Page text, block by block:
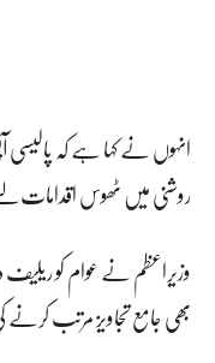
انہوں نے کہا ہے کہ پالیسی
روشنی میں ٹھوس اقدامات
وزیراعظم نے عوام کو
بھی جامع تجاویز مرتب